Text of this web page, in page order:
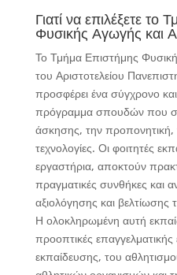
Γιατί να επιλέξετε το
Φυσικής Αγωγής και
Το Τμήμα Επιστήμης
του Αριστοτελείου
προσφέρει ένα σύγχρονο
πρόγραμμα σπουδών που
άσκησης, την προπονητική,
τεχνολογίες. Οι φοιτητές
εργαστήρια, αποκτούν
πραγματικές συνθήκες και
αξιολόγησης και
Η ολοκληρωμένη αυτή
προοπτικές επαγγελματικής
εκπαίδευσης, του